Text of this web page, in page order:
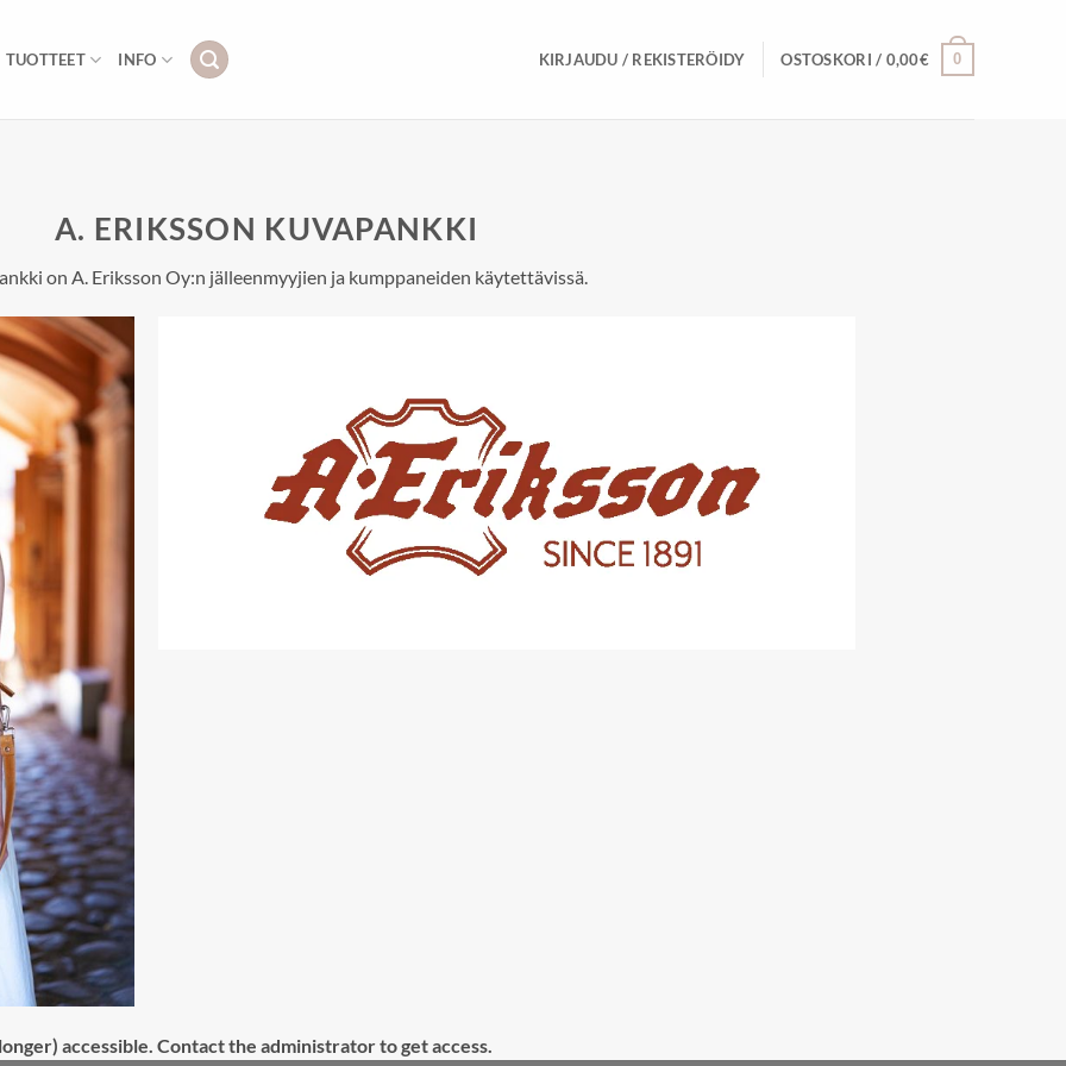
TUOTTEET INFO KIRJAUDU / REKISTERÖIDY OSTOSKORI / 0,00€ 0
A. ERIKSSON KUVAPANKKI
on A. Eriksson Oy:n jälleenmyyjien ja kumppaneiden käytettävissä.
accessible. Contact the administrator to get access.